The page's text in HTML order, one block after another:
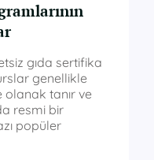
gıda sertifika
genellikle
olanak tanır ve
resmi bir
popüler